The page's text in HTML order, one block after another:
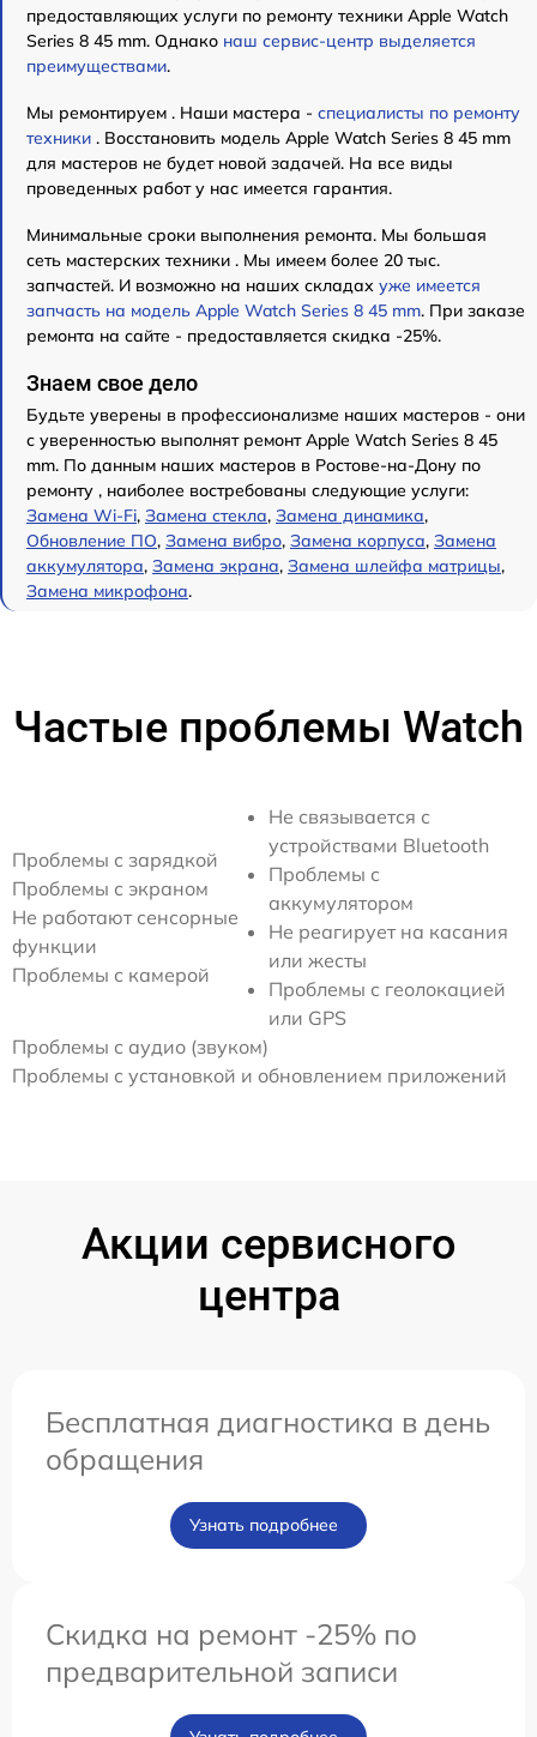
предоставляющих услуги по ремонту техники Apple Watch
Series 8 45 mm. Однако наш сервис-центр выделяется
преимуществами.
Мы ремонтируем . Наши мастера - специалисты по ремонту
техники . Восстановить модель Apple Watch Series 8 45 mm
для мастеров не будет новой задачей. На все виды
проведенных работ у нас имеется гарантия.
Минимальные сроки выполнения ремонта. Мы большая
сеть мастерских техники . Мы имеем более 20 тыс.
запчастей. И возможно на наших складах уже имеется
запчасть на модель Apple Watch Series 8 45 mm. При заказе
ремонта на сайте - предоставляется скидка -25%.
Знаем свое дело
Будьте уверены в профессионализме наших мастеров - они
с уверенностью выполнят ремонт Apple Watch Series 8 45
mm. По данным наших мастеров в Ростове-на-Дону по
ремонту , наиболее востребованы следующие услуги:
Замена Wi-Fi, Замена стекла, Замена динамика,
Обновление ПО, Замена вибро, Замена корпуса, Замена
аккумулятора, Замена экрана, Замена шлейфа матрицы,
Замена микрофона.
Частые проблемы Watch
Проблемы с зарядкой
Проблемы с экраном
Не работают сенсорные
функции
Проблемы с камерой
Не связывается с
устройствами Bluetooth
Проблемы с
аккумулятором
Не реагирует на касания
или жесты
Проблемы с геолокацией
или GPS
Проблемы с аудио (звуком)
Проблемы с установкой и обновлением приложений
Акции сервисного
центра
Бесплатная диагностика в день
обращения
Узнать подробнее
Скидка на ремонт -25% по
предварительной записи